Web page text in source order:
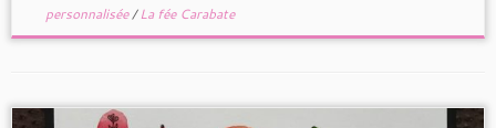
personnalisée/La fée Carabate